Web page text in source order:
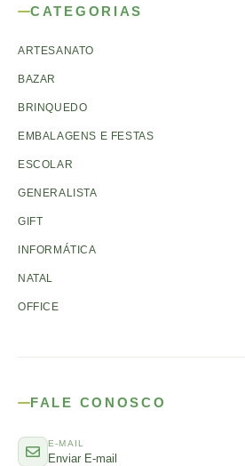
CATEGORIAS
ARTESANATO
BAZAR
BRINQUEDO
EMBALAGENS E FESTAS
ESCOLAR
GENERALISTA
GIFT
INFORMÁTICA
NATAL
OFFICE
FALE CONOSCO
E-MAIL
Enviar E-mail